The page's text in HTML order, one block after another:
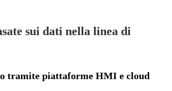
sui dati nella linea di
tramite piattaforme HMI e cloud